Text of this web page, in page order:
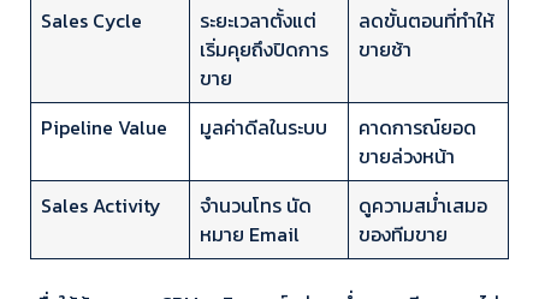
Sales Cycle
ระยะเวลาตั้งแต่
เริ่มคุยถึงปิดการ
ขาย
ลดขั้นตอนที่ทำให้
ขายช้า
Pipeline Value มูลค่าดีลในระบบ
คาดการณ์ยอด
ขายล่วงหน้า
Sales Activity
จำนวนโทร นัด
หมาย Email
ดูความสม่ำเสมอ
ของทีมขาย